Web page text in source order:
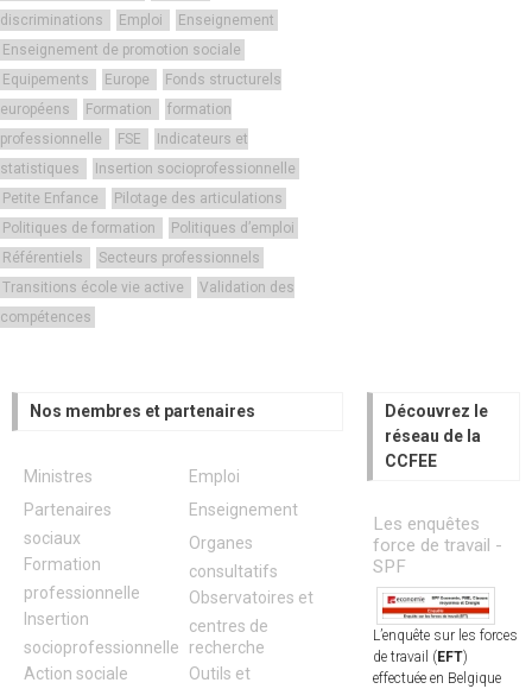
discriminations
Emploi
Enseignement
Enseignement de promotion sociale
Equipements
Europe
Fonds structurels
européens
Formation
formation
professionnelle
FSE
Indicateurs et
statistiques
Insertion socioprofessionnelle
Petite Enfance
Pilotage des articulations
Politiques de formation
Politiques d’emploi
Référentiels
Secteurs professionnels
Transitions école vie active
Validation des
compétences
Nos membres et partenaires
Ministres
Partenaires
sociaux
Formation
professionnelle
Insertion
socioprofessionnelle
Action sociale
Emploi
Enseignement
Organes
consultatifs
Observatoires et
centres de
recherche
Outils et
Découvrez le
réseau de la
CCFEE
Les enquêtes
force de travail -
SPF
L’enquête sur les forces
de travail (EFT)
effectuée en Belgique